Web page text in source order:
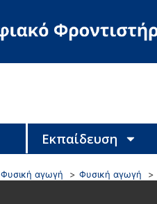
Εκπαίδευση
Φυσική αγωγή Φυσική αγωγή